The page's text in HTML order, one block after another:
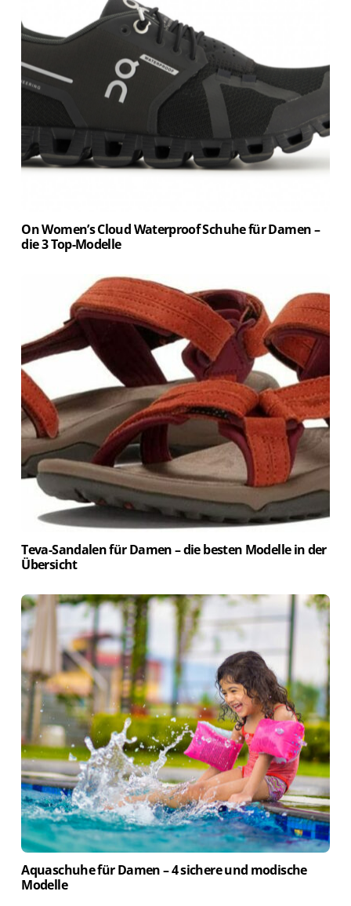
On Women’s Cloud Waterproof Schuhe für Damen –
die 3 Top-Modelle
Teva-Sandalen für Damen – die besten Modelle in der
Übersicht
Aquaschuhe für Damen – 4 sichere und modische
Modelle